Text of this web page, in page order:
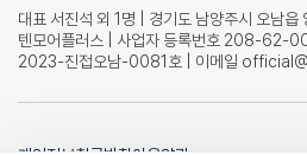
대표 서진석 외 1명 | 경기도 남양주시 오남
텐모어플러스 | 사업자 등록번호 208-62-
2023-진접오남-0081호 | 이메일